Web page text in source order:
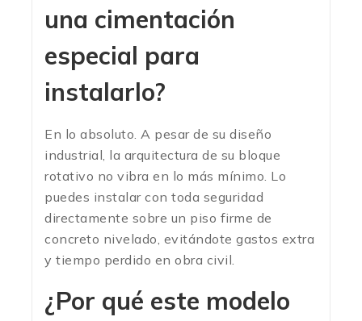
una cimentación
especial para
instalarlo?
En lo absoluto. A pesar de su diseño
industrial, la arquitectura de su bloque
rotativo no vibra en lo más mínimo. Lo
puedes instalar con toda seguridad
directamente sobre un piso firme de
concreto nivelado, evitándote gastos extra
y tiempo perdido en obra civil.
¿Por qué este modelo